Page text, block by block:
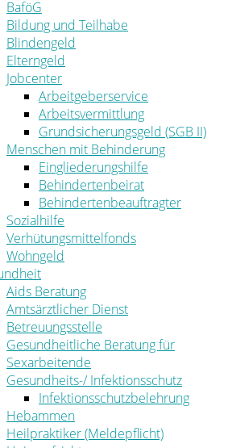
BaföG
Bildung und Teilhabe
Blindengeld
Elterngeld
Jobcenter
Arbeitgeberservice
Arbeitsvermittlung
Grundsicherungsgeld (SGB II)
Menschen mit Behinderung
Eingliederungshilfe
Behindertenbeirat
Behindertenbeauftragter
Sozialhilfe
Verhütungsmittelfonds
Wohngeld
Aids Beratung
Amtsärztlicher Dienst
Betreuungsstelle
Gesundheitliche Beratung für
Sexarbeitende
Gesundheits-/ Infektionsschutz
Infektionsschutzbelehrung
Hebammen
Heilpraktiker (Meldepflicht)